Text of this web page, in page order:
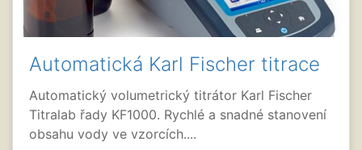
Automatická Karl Fischer titrace
Automatický volumetrický titrátor Karl Fischer
Titralab řady KF1000. Rychlé a snadné stanovení
obsahu vody ve vzorcích....